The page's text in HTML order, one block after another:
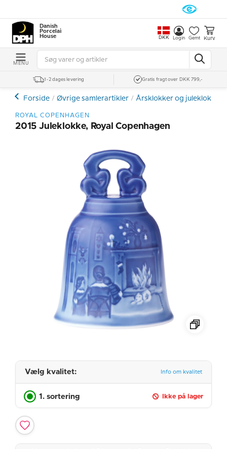
Danish
Porcelain
House
DKK Login Gemt Kurv
MENU
1-2 dages levering Gratis fragt over DKK 799,-
Forside Øvrige samlerartikler Årsklokker og juleklokker
ROYAL COPENHAGEN
2015 Juleklokke, Royal Copenhagen
Vælg kvalitet: Info om kvalitet
1. sortering Ikke på lager